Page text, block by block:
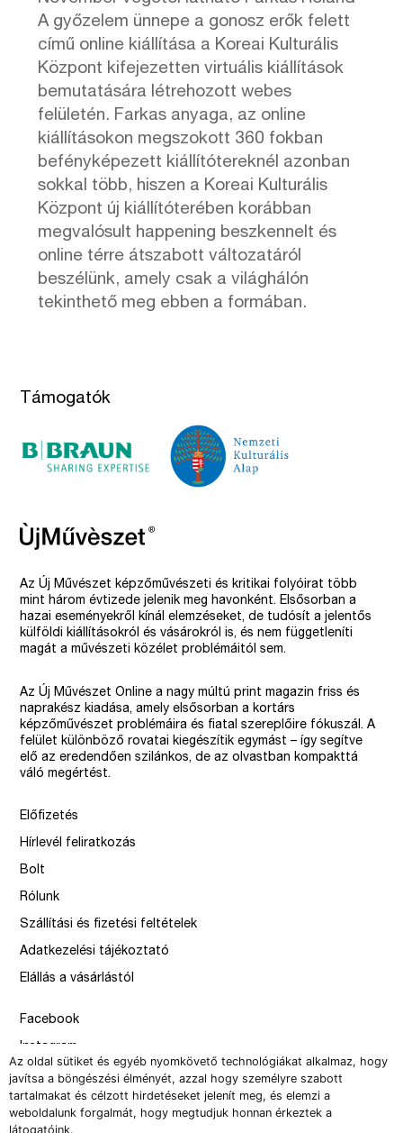
Az oldal sütiket és egyéb nyomkövető technológiákat alkalmaz, hogy
javítsa a böngészési élményét, azzal hogy személyre szabott
tartalmakat és célzott hirdetéseket jelenít meg, és elemzi a
weboldalunk forgalmát, hogy megtudjuk honnan érkeztek a
látogatóink.
A győzelem ünnepe a gonosz erők felett
című online kiállítása a Koreai Kulturális
Központ kifejezetten virtuális kiállítások
bemutatására létrehozott webes
felületén. Farkas anyaga, az online
kiállításokon megszokott 360 fokban
befényképezett kiállítótereknél azonban
sokkal több, hiszen a Koreai Kulturális
Központ új kiállítóterében korábban
megvalósult happening beszkennelt és
online térre átszabott változatáról
beszélünk, amely csak a világhálón
tekinthető meg ebben a formában.
Támogatók
Az Új Művészet képzőművészeti és kritikai folyóirat több
mint három évtizede jelenik meg havonként. Elsősorban a
hazai eseményekről kínál elemzéseket, de tudósít a jelentős
külföldi kiállításokról és vásárokról is, és nem függetleníti
magát a művészeti közélet problémáitól sem.
Az Új Művészet Online a nagy múltú print magazin friss és
naprakész kiadása, amely elsősorban a kortárs
képzőművészet problémáira és fiatal szereplőire fókuszál. A
felület különböző rovatai kiegészítik egymást – így segítve
elő az eredendően szilánkos, de az olvastban kompakttá
váló megértést.
Előfizetés
Hírlevél feliratkozás
Bolt
Rólunk
Szállítási és fizetési feltételek
Adatkezelési tájékoztató
Elállás a vásárlástól
Facebook
Instagram
Issue
–
design by Solymosi Mór, Sirbik Attila